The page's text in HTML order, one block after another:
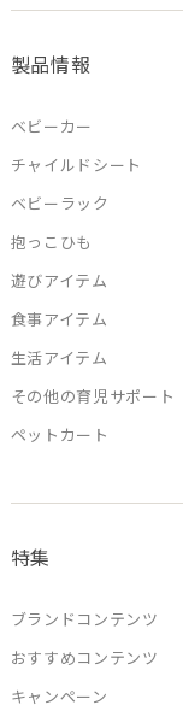
製品情報
ベビーカー
チャイルドシート
ベビーラック
抱っこひも
遊びアイテム
食事アイテム
生活アイテム
その他の育児サポート
ペットカート
特集
ブランドコンテンツ
おすすめコンテンツ
キャンペーン